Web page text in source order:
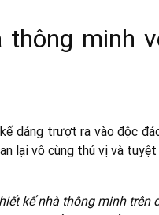
thông minh
dáng trượt ra vào độc
lại vô cùng thú vị và
kế nhà thông minh